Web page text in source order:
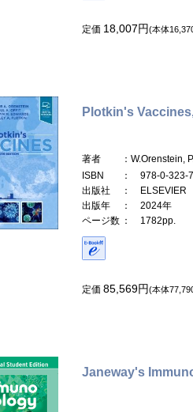
定価 18,007円(本体
Plotkin's
著者
：W.Orenstein,
ISBN
： 978-0-323-
出版社
： ELSEVIER
出版年
： 2024年
ページ数 ： 1782pp.
定価 85,569円(本体
Janeway's